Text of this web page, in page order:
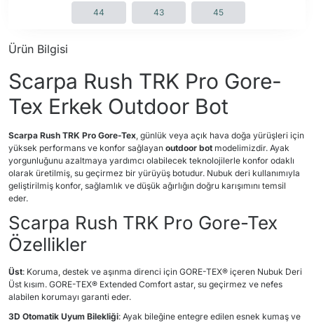
44 43 45
Ürün Bilgisi
Scarpa Rush TRK Pro Gore-
Tex Erkek Outdoor Bot
Scarpa Rush TRK Pro Gore-Tex, günlük veya açık hava doğa yürüşleri için
yüksek performans ve konfor sağlayan outdoor bot modelimizdir. Ayak
yorgunluğunu azaltmaya yardımcı olabilecek teknolojilerle konfor odaklı
olarak üretilmiş, su geçirmez bir yürüyüş botudur. Nubuk deri kullanımıyla
geliştirilmiş konfor, sağlamlık ve düşük ağırlığın doğru karışımını temsil
eder.
Scarpa Rush TRK Pro Gore-Tex
Özellikler
Üst: Koruma, destek ve aşınma direnci için GORE-TEX® içeren Nubuk Deri
Üst kısım. GORE-TEX® Extended Comfort astar, su geçirmez ve nefes
alabilen korumayı garanti eder.
3D Otomatik Uyum Bilekliği: Ayak bileğine entegre edilen esnek kumaş ve